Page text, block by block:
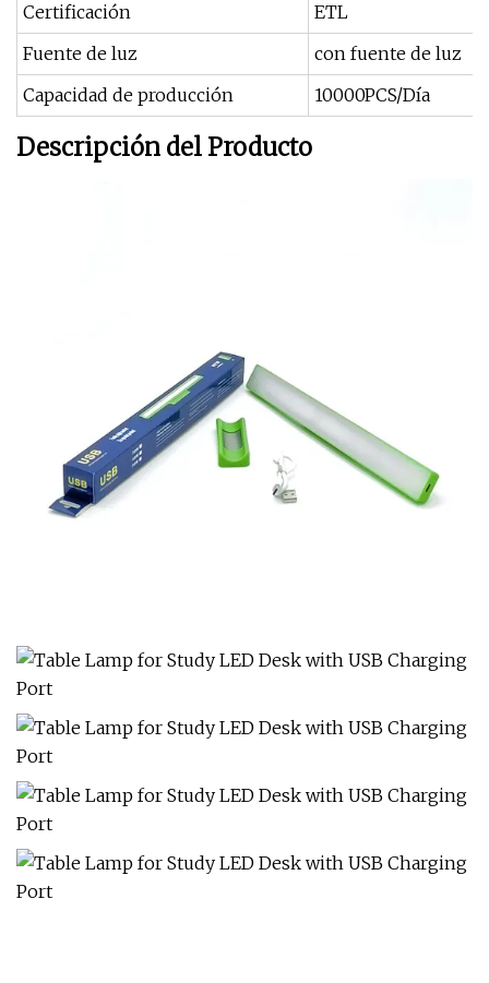
Certificación
ETL
Fuente de luz
con fuente de luz
Capacidad de producción
10000PCS/Día
Descripción del Producto